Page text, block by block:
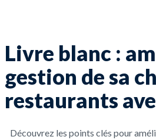
Livre blanc :
gestion de sa
restaurants
Découvrez les points clés pour